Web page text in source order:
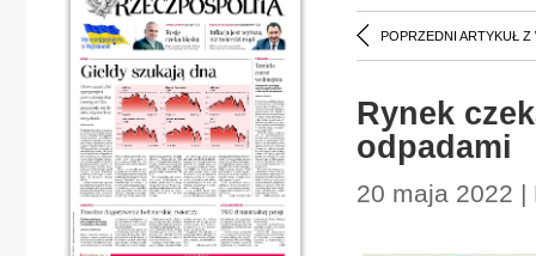
POPRZEDNI ARTYKUŁ Z
Rynek
odpadami
20 maja 2022